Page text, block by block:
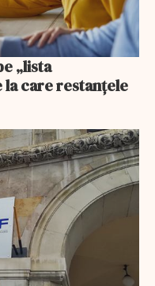
„lista
care restanțele